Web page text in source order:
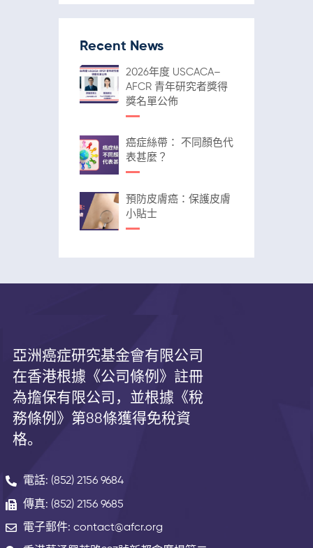
Recent News
2026年度 USCACA–
AFCR 青年研究者獎得
獎名單公佈
癌症絲帶： 不同顏色代
表甚麼？
預防皮膚癌：保護皮膚
小貼士
亞洲癌症研究基金會有限公司
在香港根據《公司條例》註冊
為擔保有限公司，並根據《稅
務條例》第88條獲得免稅資
格。
電話: (852) 2156 9684
傳真: (852) 2156 9685
電子郵件: contact@afcr.org